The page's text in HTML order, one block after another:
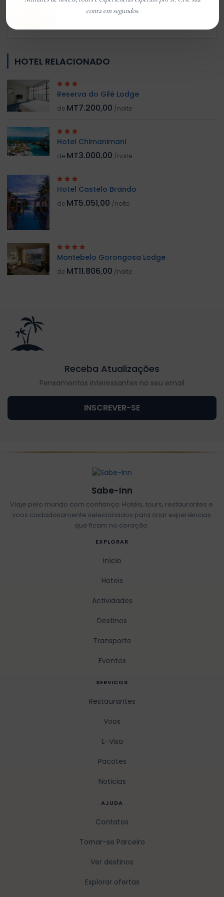
Customer 01
HOTEL RELACIONADO
Reserva do Gilé Lodge
de MT7.200,00 /noite
Hotel Chimanimani
de MT3.000,00 /noite
Hotel Castelo Brando
de MT5.051,00 /noite
Montebelo Gorongosa Lodge
de MT11.806,00 /noite
Receba Atualizações
Pensamentos interessantes no seu email
INSCREVER-SE
Sabe-Inn
Viaje pelo mundo com confiança. Hotéis, tours, restaurantes e
voos cuidadosamente selecionados para criar experiências
que ficam no coração.
EXPLORAR
Início
Hoteis
Actividades
Destinos
Transporte
Eventos
SERVICOS
Restaurantes
Voos
E-Visa
Pacotes
Noticias
AJUDA
Contatos
Tornar-se Parceiro
Ver destinos
Explorar ofertas
conta em segundos.